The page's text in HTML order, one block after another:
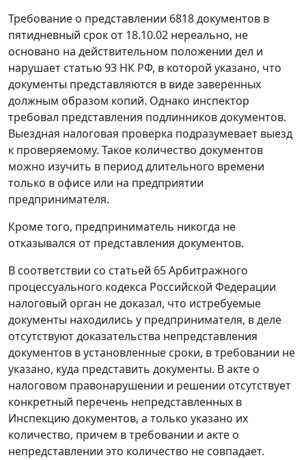
Требование о представлении 6818 документов в
пятидневный срок от 18.10.02 нереально, не
основано на действительном положении дел и
нарушает статью 93 НК РФ, в которой указано, что
документы представляются в виде заверенных
должным образом копий. Однако инспектор
требовал представления подлинников документов.
Выездная налоговая проверка подразумевает выезд
к проверяемому. Такое количество документов
можно изучить в период длительного времени
только в офисе или на предприятии
предпринимателя.
Кроме того, предприниматель никогда не
отказывался от представления документов.
В соответствии со статьей 65Арбитражного
процессуального кодекса Российской Федерации
налоговый орган не доказал, что истребуемые
документы находились у предпринимателя, в деле
отсутствуют доказательства непредставления
документов в установленные сроки, в требовании не
указано, куда представить документы. В акте о
налоговом правонарушении и решении отсутствует
конкретный перечень непредставленных в
Инспекцию документов, а только указано их
количество, причем в требовании и акте о
непредставлении это количество не совпадает.